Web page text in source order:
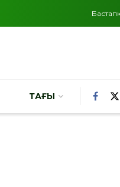
ТАҒЫ